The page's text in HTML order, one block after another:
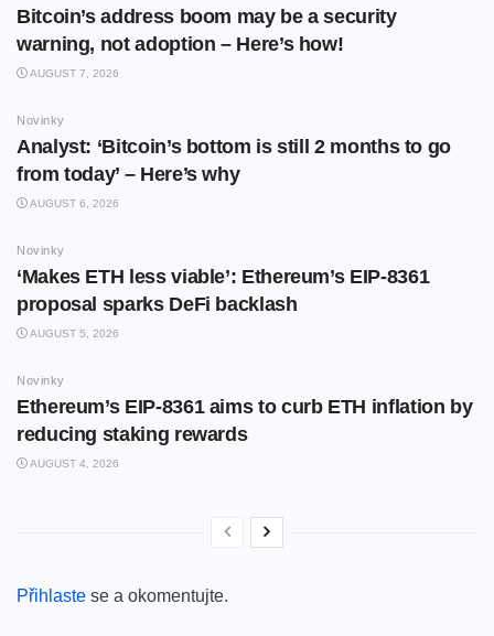
Bitcoin’s address boom may be a security
warning, not adoption – Here’s how!
AUGUST 7, 2026
Novinky
Analyst: ‘Bitcoin’s bottom is still 2 months to go
from today’ – Here’s why
AUGUST 6, 2026
Novinky
‘Makes ETH less viable’: Ethereum’s EIP-8361
proposal sparks DeFi backlash
AUGUST 5, 2026
Novinky
Ethereum’s EIP-8361 aims to curb ETH inflation by
reducing staking rewards
AUGUST 4, 2026
Přihlaste se a okomentujte.